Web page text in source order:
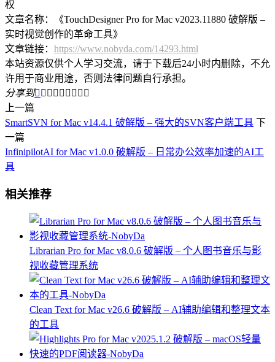
权
文章名称：《TouchDesigner Pro for Mac v2023.11880 破解版 –
实时视觉创作的革命工具》
文章链接： https://www.nobyda.com/14293.html
本站资源仅供个人学习交流，请于下载后24小时内删除，不允
许用于商业用途，否则法律问题自行承担。
分享到        
上一篇
SmartSVN for Mac v14.4.1 破解版 – 强大的SVN客户端工具 下
一篇
InfinipilotAI for Mac v1.0.0 破解版 – 日常办公效率加速的AI工
具
相关推荐
Librarian Pro for Mac v8.0.6 破解版 – 个人图书音乐与影
视收藏管理系统
Clean Text for Mac v26.6 破解版 – AI辅助编辑和整理文本
的工具